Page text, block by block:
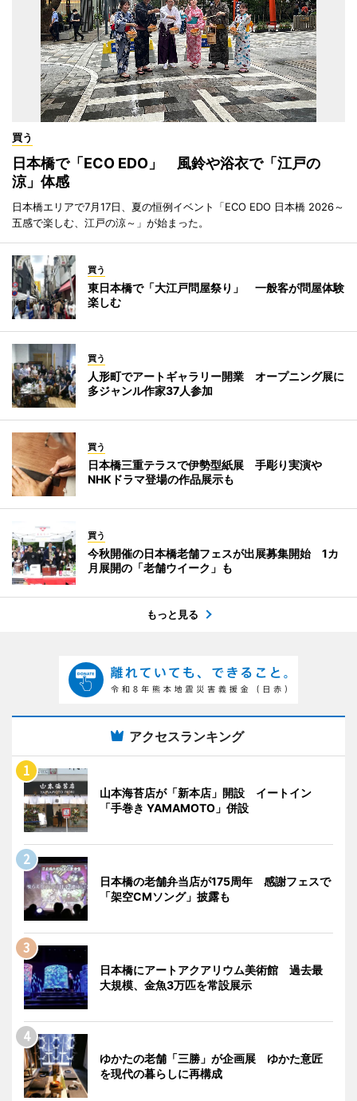
買う
日本橋で「ECO EDO」 風鈴や浴衣で「江戸の
涼」体感
日本橋エリアで7月17日、夏の恒例イベント「ECO EDO 日本橋 2026～
五感で楽しむ、江戸の涼～」が始まった。
買う
東日本橋で「大江戸問屋祭り」 一般客が問屋体験
楽しむ
買う
人形町でアートギャラリー開業 オープニング展に
多ジャンル作家37人参加
買う
日本橋三重テラスで伊勢型紙展 手彫り実演や
NHKドラマ登場の作品展示も
買う
今秋開催の日本橋老舗フェスが出展募集開始 1カ
月展開の「老舗ウイーク」も
もっと見る
アクセスランキング
山本海苔店が「新本店」開設 イートイン
「手巻き YAMAMOTO」併設
日本橋の老舗弁当店が175周年 感謝フェスで
「架空CMソング」披露も
日本橋にアートアクアリウム美術館 過去最
大規模、金魚3万匹を常設展示
ゆかたの老舗「三勝」が企画展 ゆかた意匠
を現代の暮らしに再構成